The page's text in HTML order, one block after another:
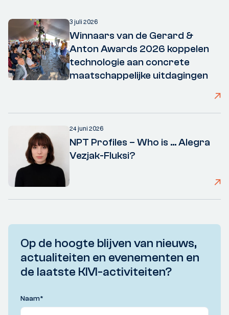
3 juli 2026
Winnaars van de Gerard &
Anton Awards 2026 koppelen
technologie aan concrete
maatschappelijke uitdagingen
24 juni 2026
NPT Profiles – Who is ... Alegra
Vezjak-Fluksi?
Op de hoogte blijven van nieuws,
actualiteiten en evenementen en
de laatste KIVI-activiteiten?
Naam*